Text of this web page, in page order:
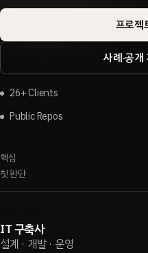
프로젝
사례·공개
26+ Clients
Public Repos
핵심
첫 판단
IT 구축사
설계 · 개발 · 운영